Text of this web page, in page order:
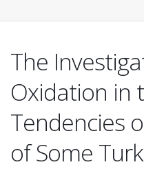
The
Oxidation in
Tendencies
of Some